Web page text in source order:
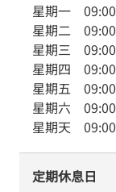
星期一 09:00
星期二 09:00
星期三 09:00
星期四 09:00
星期五 09:00
星期六 09:00
星期天 09:00
定期休息日